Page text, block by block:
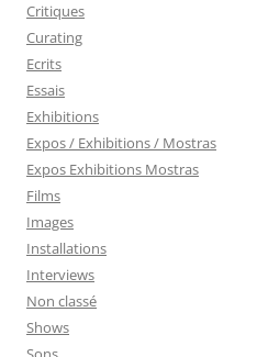
Critiques
Curating
Ecrits
Essais
Exhibitions
Expos / Exhibitions / Mostras
Expos Exhibitions Mostras
Films
Images
Installations
Interviews
Non classé
Shows